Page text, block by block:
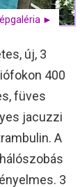
►
új, 3
400
füves
jacuzzi
A
3